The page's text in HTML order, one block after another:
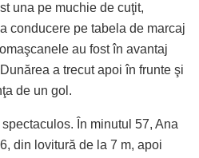
una pe muchie de cuţit,
conducere pe tabela de marcaj
au fost în avantaj
a trecut apoi în frunte şi
de un gol.
În minutul 57, Ana
din lovitură de la 7 m, apoi